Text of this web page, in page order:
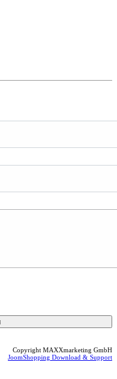
Copyright MAXXmarketing GmbH
JoomShopping Download & Support